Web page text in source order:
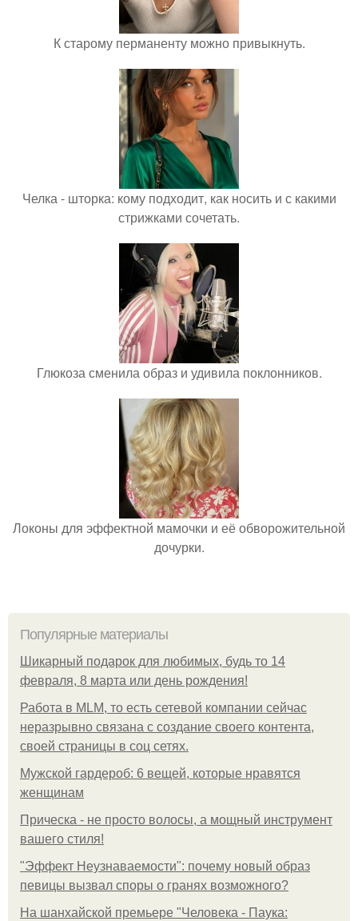
К старому перманенту можно привыкнуть.
Челка - шторка: кому подходит, как носить и с какими
стрижками сочетать.
Глюкоза сменила образ и удивила поклонников.
Локоны для эффектной мамочки и её обворожительной
дочурки.
Популярные материалы
Шикарный подарок для любимых, будь то 14
февраля, 8 марта или день рождения!
Работа в MLM, то есть сетевой компании сейчас
неразрывно связана с создание своего контента,
своей страницы в соц сетях.
Мужской гардероб: 6 вещей, которые нравятся
женщинам
Прическа - не просто волосы, а мощный инструмент
вашего стиля!
"Эффект Неузнаваемости": почему новый образ
певицы вызвал споры о гранях возможного?
На шанхайской премьере "Человека - Паука: